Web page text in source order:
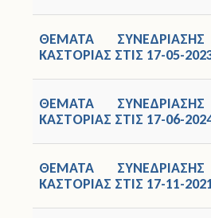
ΘΕΜΑΤΑ
ΚΑΣΤΟΡΙΑΣ ΣΤΙΣ 17-05-
ΘΕΜΑΤΑ
ΚΑΣΤΟΡΙΑΣ ΣΤΙΣ 17-06-
ΘΕΜΑΤΑ
ΚΑΣΤΟΡΙΑΣ ΣΤΙΣ 17-11-